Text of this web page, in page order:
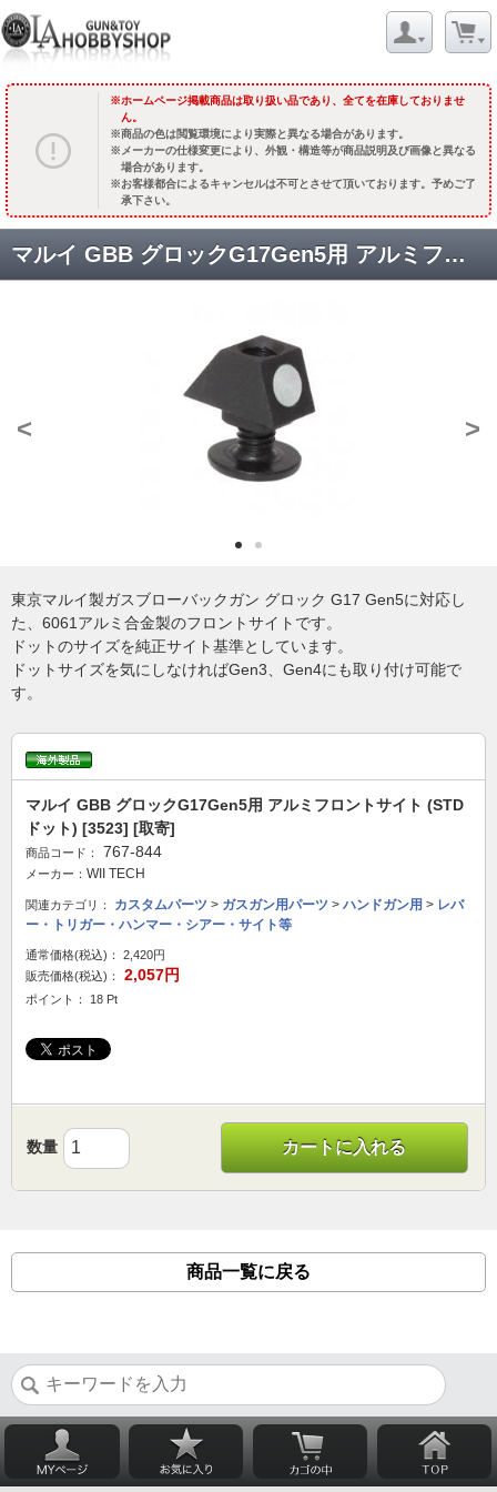
ホームページ掲載商品は取り扱い品であり、全てを在庫しておりませ
ん。
商品の色は閲覧環境により実際と異なる場合があります。
メーカーの仕様変更により、外観・構造等が商品説明及び画像と異なる
場合があります。
お客様都合によるキャンセルは不可とさせて頂いております。予めご了
承下さい。
マルイ GBB グロックG17Gen5用 アルミフロントサイト (STDドット) [3523] [取寄]
< >
東京マルイ製ガスブローバックガン グロック G17 Gen5に対応し
た、6061アルミ合金製のフロントサイトです。
ドットのサイズを純正サイト基準としています。
ドットサイズを気にしなければGen3、Gen4にも取り付け可能で
す。
マルイ GBB グロックG17Gen5用 アルミフロントサイト (STD
ドット) [3523] [取寄]
商品コード： 767-844
メーカー： WII TECH
関連カテゴリ： カスタムパーツ > ガスガン用パーツ > ハンドガン用 > レバ
ー・トリガー・ハンマー・シアー・サイト等
通常価格(税込)：
2,420円
販売価格(税込)：
2,057円
ポイント： 18 Pt
数量 カートに入れる
商品一覧に戻る